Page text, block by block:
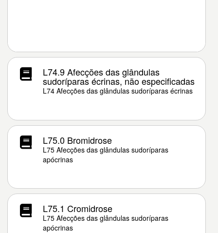
L74.9 Afecções das glândulas
sudoríparas écrinas, não especificadas
L74 Afecções das glândulas sudoríparas écrinas
L75.0 Bromidrose
L75 Afecções das glândulas sudoríparas
apócrinas
L75.1 Cromidrose
L75 Afecções das glândulas sudoríparas
apócrinas